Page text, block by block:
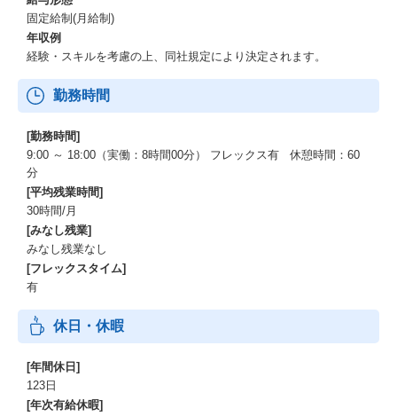
固定給制(月給制)
年収例
経験・スキルを考慮の上、同社規定により決定されます。
勤務時間
[勤務時間]
9:00 ～ 18:00（実働：8時間00分） フレックス有 休憩時間：60
分
[平均残業時間]
30時間/月
[みなし残業]
みなし残業なし
[フレックスタイム]
有
休日・休暇
[年間休日]
123日
[年次有給休暇]